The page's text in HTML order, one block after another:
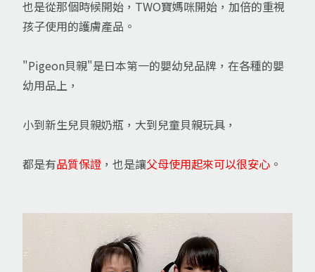
也是從那個時候開始，TWO寶媽咪開始，加倍的重視
孩子使用的護膚產品。
"Pigeon貝親"是日本第一的嬰幼兒品牌，在各種的嬰
幼用品上，
小到新生兒貝親奶瓶，大到兒童貝親玩具，
都是有品質保證 ，也是讓父母使用起來可以很安心 。